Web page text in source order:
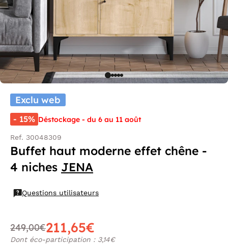
Exclu web
- 15% Déstockage - du 6 au 11 août
Ref. 30048309
Buffet haut moderne effet chêne -
4 niches JENA
Questions utilisateurs
249,00€211,65€
Dont éco-participation : 3,14€